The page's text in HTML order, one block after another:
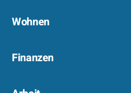
Wohnen
Finanzen